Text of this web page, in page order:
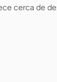
cerca de